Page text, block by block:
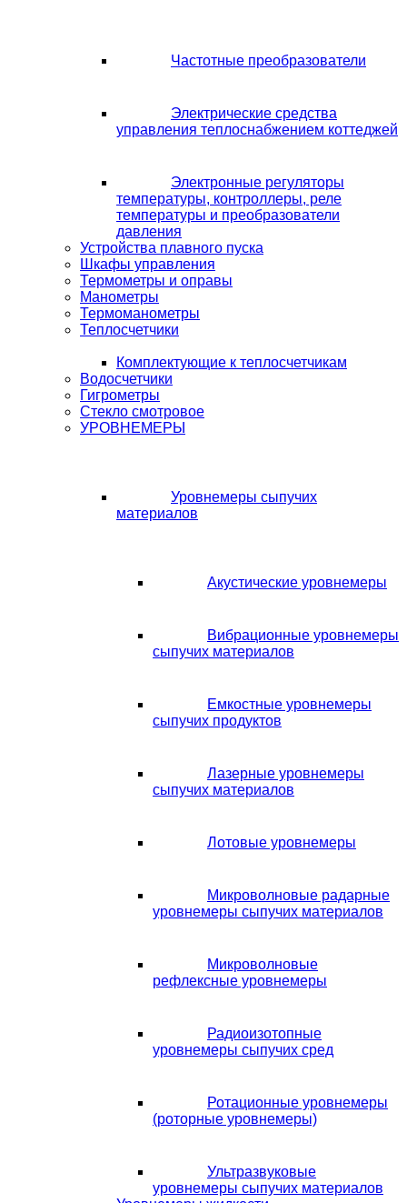
Частотные преобразователи
Электрические средства
управления теплоснабжением коттеджей
Электронные регуляторы
температуры, контроллеры, реле
температуры и преобразователи
давления
Устройства плавного пуска
Шкафы управления
Термометры и оправы
Манометры
Термоманометры
Теплосчетчики
Комплектующие к теплосчетчикам
Водосчетчики
Гигрометры
Стекло смотровое
УРОВНЕМЕРЫ
Уровнемеры сыпучих
материалов
Акустические уровнемеры
Вибрационные уровнемеры
сыпучих материалов
Емкостные уровнемеры
сыпучих продуктов
Лазерные уровнемеры
сыпучих материалов
Лотовые уровнемеры
Микроволновые радарные
уровнемеры сыпучих материалов
Микроволновые
рефлексные уровнемеры
Радиоизотопные
уровнемеры сыпучих сред
Ротационные уровнемеры
(роторные уровнемеры)
Ультразвуковые
уровнемеры сыпучих материалов